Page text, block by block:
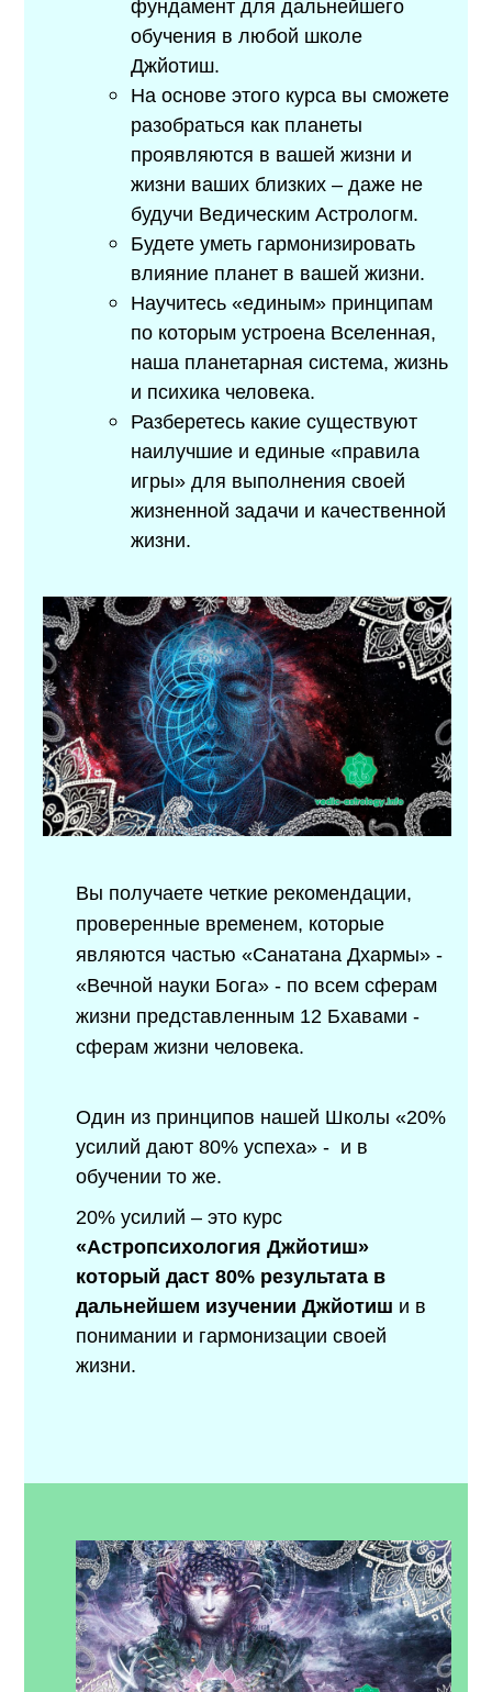
фундамент для дальнейшего
обучения в любой школе
Джйотиш.
На основе этого курса вы сможете
разобраться как планеты
проявляются в вашей жизни и
жизни ваших близких – даже не
будучи Ведическим Астрологм.
Будете уметь гармонизировать
влияние планет в вашей жизни.
Научитесь «единым» принципам
по которым устроена Вселенная,
наша планетарная система, жизнь
и психика человека.
Разберетесь какие существуют
наилучшие и единые «правила
игры» для выполнения своей
жизненной задачи и качественной
жизни.
Вы получаете четкие рекомендации,
проверенные временем, которые
являются частью «Санатана Дхармы» -
«Вечной науки Бога» - по всем сферам
жизни представленным 12 Бхавами -
сферам жизни человека.
Один из принципов нашей Школы «20%
усилий дают 80% успеха» - и в
обучении то же.
20% усилий – это курс
«Астропсихология Джйотиш»
который даст 80% результата в
дальнейшем изучении Джйотиш и в
понимании и гармонизации своей
жизни.